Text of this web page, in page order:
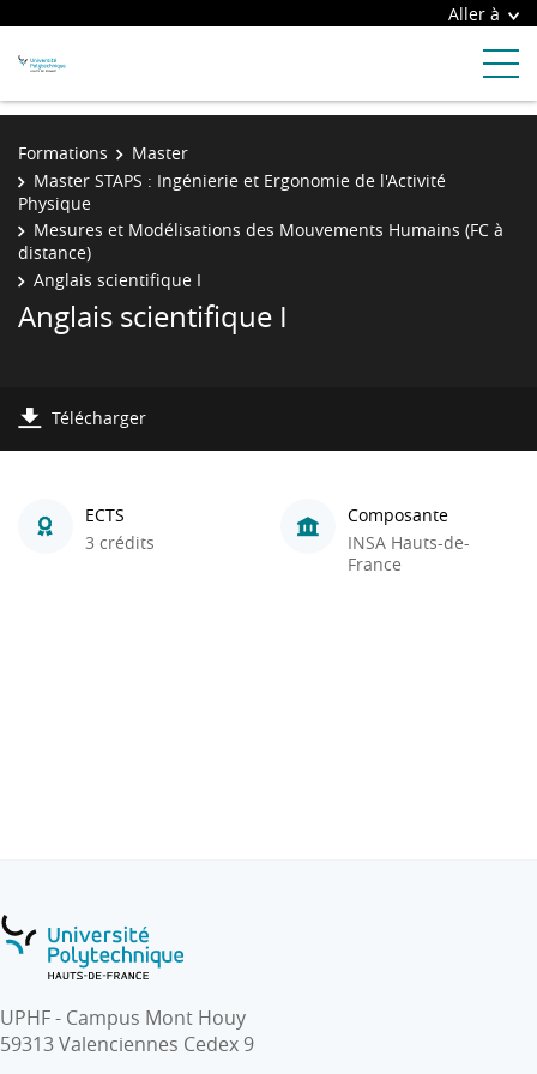
Aller à
Formations
Master
Master STAPS : Ingénierie et Ergonomie de l'Activité
Physique
Mesures et Modélisations des Mouvements Humains (FC à
distance)
Anglais scientifique I
Anglais scientifique I
Télécharger
ECTS
3 crédits
Composante
INSA Hauts-de-
France
UPHF - Campus Mont Houy
59313 Valenciennes Cedex 9